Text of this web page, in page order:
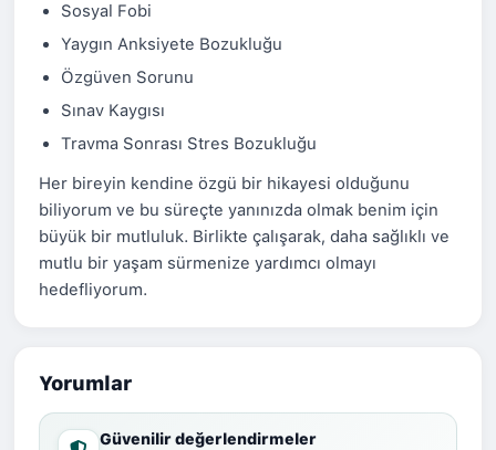
Sosyal Fobi
Yaygın Anksiyete Bozukluğu
Özgüven Sorunu
Sınav Kaygısı
Travma Sonrası Stres Bozukluğu
Her bireyin kendine özgü bir hikayesi olduğunu
biliyorum ve bu süreçte yanınızda olmak benim için
büyük bir mutluluk. Birlikte çalışarak, daha sağlıklı ve
mutlu bir yaşam sürmenize yardımcı olmayı
hedefliyorum.
Yorumlar
Güvenilir değerlendirmeler